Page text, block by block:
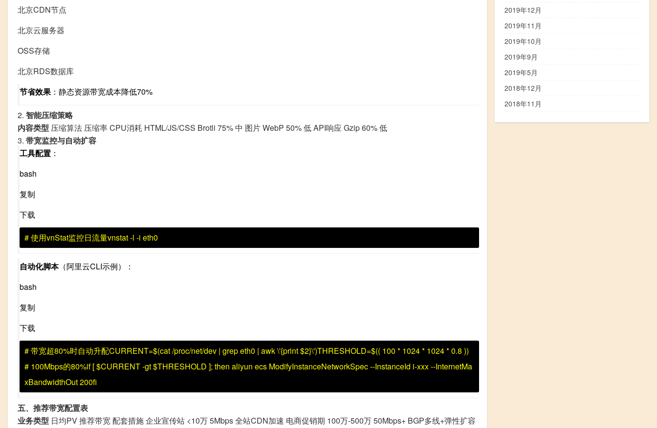
北京CDN节点
北京云服务器
OSS存储
北京RDS数据库
节省效果：静态资源带宽成本降低70%
2. 智能压缩策略
内容类型 压缩算法 压缩率 CPU消耗 HTML/JS/CSS Brotli 75% 中 图片 WebP 50% 低 API响应 Gzip 60% 低
3. 带宽监控与自动扩容
工具配置 ：
bash
复制
下载
# 使用vnStat监控日流量vnstat-l -i eth0
自动化脚本（阿里云CLI示例）：
bash
复制
下载
# 带宽超80%时自动升配CURRENT=$(cat/proc/net/dev | grepeth0 | awk\'{print $2}\')THRESHOLD=$(( 100 * 1024* 1024*0.8 ))
# 100Mbps的80%if [$CURRENT-gt$THRESHOLD ]; then aliyun ecs ModifyInstanceNetworkSpec--InstanceId i-xxx--InternetMa
xBandwidthOut200fi
五、推荐带宽配置表
业务类型 日均PV 推荐带宽 配套措施 企业宣传站 <10万 5Mbps 全站CDN加速 电商促销期 100万-500万 50Mbps+ BGP多线+弹性扩容
2019年12月
2019年11月
2019年10月
2019年9月
2019年5月
2018年12月
2018年11月